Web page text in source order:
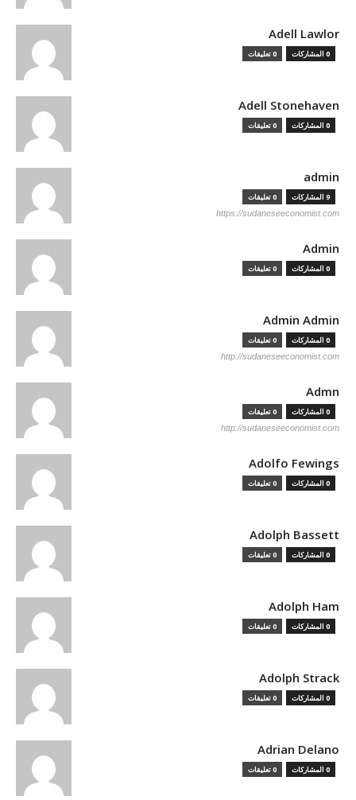
Adell Lawlor
0 المشاركات 0 تعليقات
Adell Stonehaven
0 المشاركات 0 تعليقات
admin
9 المشاركات 0 تعليقات
https://sudaneseeconomist.com
Admin
0 المشاركات 0 تعليقات
Admin Admin
0 المشاركات 0 تعليقات
http://sudaneseeconomist.com
Admn
0 المشاركات 0 تعليقات
http://sudaneseeconomist.com
Adolfo Fewings
0 المشاركات 0 تعليقات
Adolph Bassett
0 المشاركات 0 تعليقات
Adolph Ham
0 المشاركات 0 تعليقات
Adolph Strack
0 المشاركات 0 تعليقات
Adrian Delano
0 المشاركات 0 تعليقات